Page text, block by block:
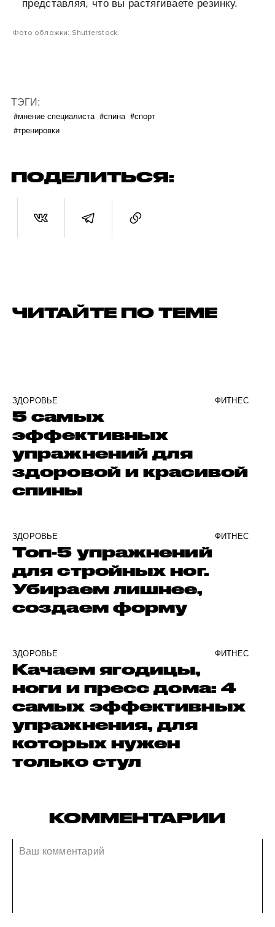
представляя, что вы растягиваете резинку.
Фото обложки: Shutterstock.
ТЭГИ:
#мнение специалиста #спина #спорт
#тренировки
ПОДЕЛИТЬСЯ:
ЧИТАЙТЕ ПО ТЕМЕ
ЗДОРОВЬЕ ФИТНЕС
5 самых
эффективных
упражнений для
здоровой и красивой
спины
ЗДОРОВЬЕ ФИТНЕС
Топ-5 упражнений
для стройных ног.
Убираем лишнее,
создаем форму
ЗДОРОВЬЕ ФИТНЕС
Качаем ягодицы,
ноги и пресс дома: 4
самых эффективных
упражнения, для
которых нужен
только стул
КОММЕНТАРИИ